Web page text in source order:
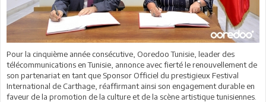
Pour la cinquième année consécutive, Ooredoo Tunisie, leader des
télécommunications en Tunisie, annonce avec fierté le renouvellement de
son partenariat en tant que Sponsor Officiel du prestigieux Festival
International de Carthage, réaffirmant ainsi son engagement durable en
faveur de la promotion de la culture et de la scène artistique tunisiennes.